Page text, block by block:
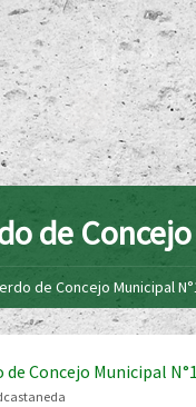
de
de Concejo Municipal
de Concejo Municipal